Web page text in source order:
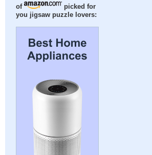
of
picked for
you jigsaw puzzle lovers: